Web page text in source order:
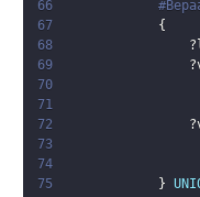
66
67
{
68
69
70
71
72
73
74
75
}